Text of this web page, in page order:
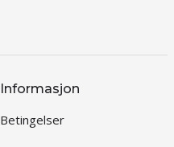
Informasjon
Betingelser